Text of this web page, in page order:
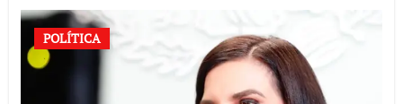
POLÍTICA